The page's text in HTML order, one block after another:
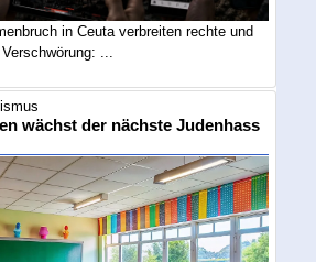
in Ceuta verbreiten rechte und
...
wächst der nächste Judenhass